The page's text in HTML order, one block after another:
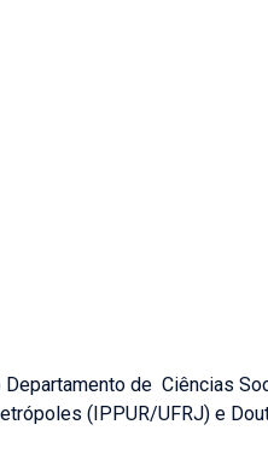
de Ciências
(IPPUR/UFRJ) e